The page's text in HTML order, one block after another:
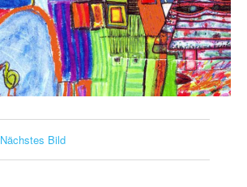
Nächstes Bild